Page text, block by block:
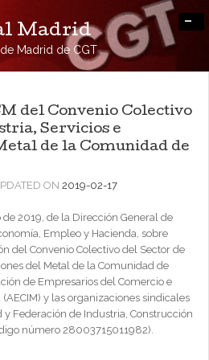
Madrid
Madrid de CGT
-
del Convenio Colectivo
Servicios e
de la Comunidad de
ON 2019-02-17
de 2019, de la Dirección General de
Empleo y Hacienda, sobre
del Convenio Colectivo del Sector de
del Metal de la Comunidad de
de Empresarios del Comercio e
y las organizaciones sindicales
y Federación de Industria, Construcción
número 28003715011982).